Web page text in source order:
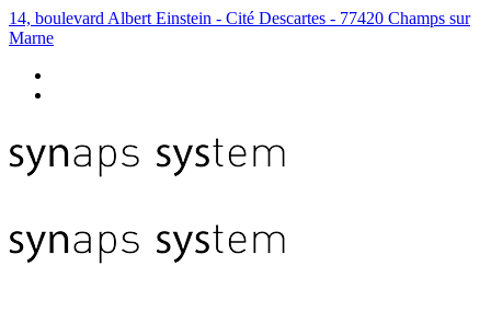
14, boulevard Albert Einstein - Cité Descartes - 77420 Champs sur
Marne